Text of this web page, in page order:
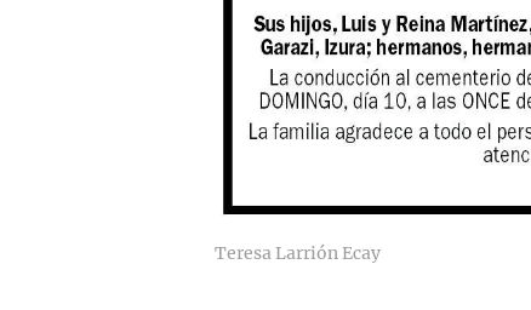
Teresa Larrión Ecay